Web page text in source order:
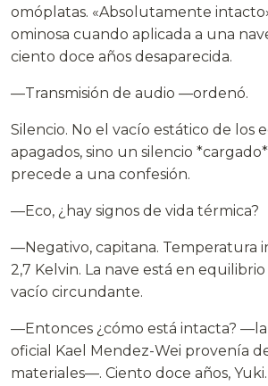
omóplatas. «Absolutamente
ominosa cuando aplicada a una
ciento doce años desaparecida.
—Transmisión de audio —ordenó.
Silencio. No el vacío estático de los
apagados, sino un silencio
precede a una confesión.
—Eco, ¿hay signos de vida térmica?
—Negativo, capitana. Temperatura
2,7 Kelvin. La nave está en
vacío circundante.
—Entonces ¿cómo está intacta?
oficial Kael Mendez-Wei provenía
materiales—. Ciento doce años,